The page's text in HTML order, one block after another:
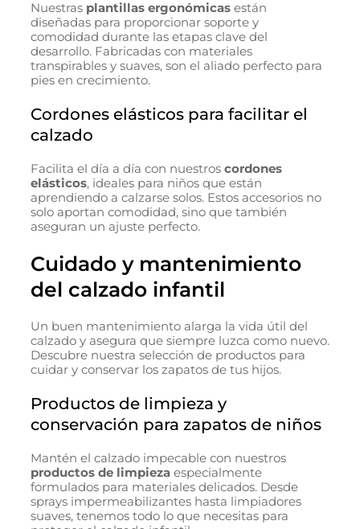
Nuestras plantillas ergonómicas están
diseñadas para proporcionar soporte y
comodidad durante las etapas clave del
desarrollo. Fabricadas con materiales
transpirables y suaves, son el aliado perfecto para
pies en crecimiento.
Cordones elásticos para facilitar el
calzado
Facilita el día a día con nuestros cordones
elásticos, ideales para niños que están
aprendiendo a calzarse solos. Estos accesorios no
solo aportan comodidad, sino que también
aseguran un ajuste perfecto.
Cuidado y mantenimiento
del calzado infantil
Un buen mantenimiento alarga la vida útil del
calzado y asegura que siempre luzca como nuevo.
Descubre nuestra selección de productos para
cuidar y conservar los zapatos de tus hijos.
Productos de limpieza y
conservación para zapatos de niños
Mantén el calzado impecable con nuestros
productos de limpieza especialmente
formulados para materiales delicados. Desde
sprays impermeabilizantes hasta limpiadores
suaves, tenemos todo lo que necesitas para